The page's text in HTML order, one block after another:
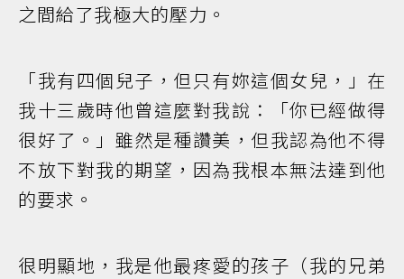
之間給了我極大的壓力。
「我有四個兒子，但只有妳這個女兒，」在
我十三歲時他曾這麼對我說：「你已經做得
很好了。」雖然是種讚美，但我認為他不得
不放下對我的期望，因為我根本無法達到他
的要求。
很明顯地，我是他最疼愛的孩子（我的兄弟